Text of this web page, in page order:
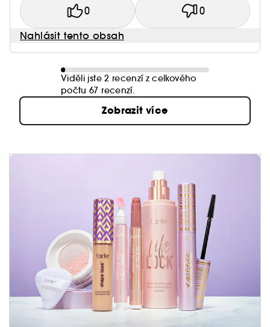
0 0
Nahlásit tento obsah
Viděli jste 2 recenzí z celkového
počtu 67 recenzí.
Zobrazit více